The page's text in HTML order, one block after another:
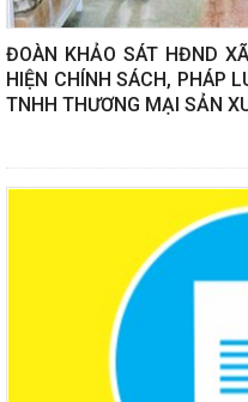
ĐOÀN KHẢO SÁT HĐND
HIỆN CHÍNH SÁCH, PHÁP
TNHH THƯƠNG MẠI SẢN